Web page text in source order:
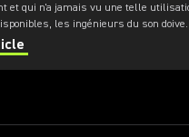
et qui n'a jamais vu une telle
les ingénieurs du son
en plus de temps à gérer les
radio fréquence (RF) dans lesquels